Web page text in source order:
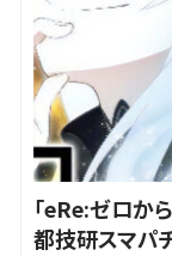
｢eRe:ゼロか
都技研スマパ